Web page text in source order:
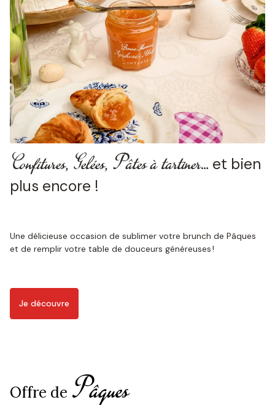
Confitures, Gelées, Pâtes à tartiner… et bien
plus encore !
Une délicieuse occasion de sublimer votre brunch de Pâques
et de remplir votre table de douceurs généreuses !
Je découvre
Offre de Pâques